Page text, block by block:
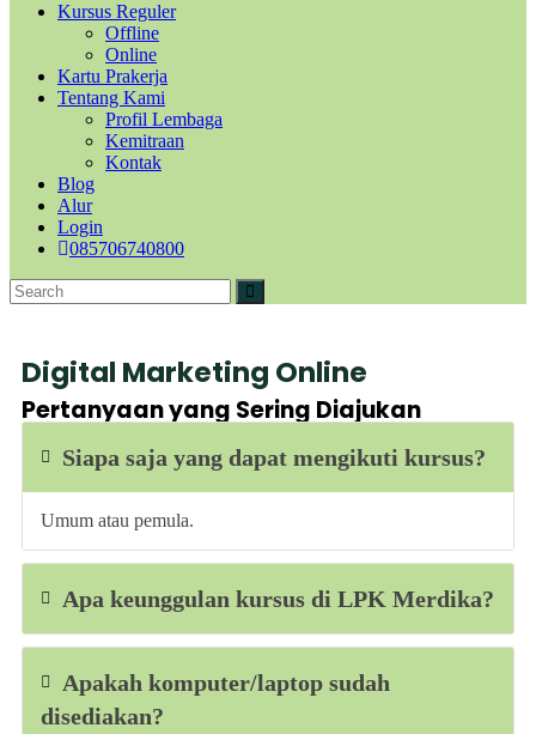
Kursus Reguler
Offline
Online
Kartu Prakerja
Tentang Kami
Profil Lembaga
Kemitraan
Kontak
Blog
Alur
Login
085706740800
Digital Marketing Online
Pertanyaan yang Sering Diajukan
Siapa saja yang dapat mengikuti kursus?
Umum atau pemula.
Apa keunggulan kursus di LPK Merdika?
Apakah komputer/laptop sudah
disediakan?